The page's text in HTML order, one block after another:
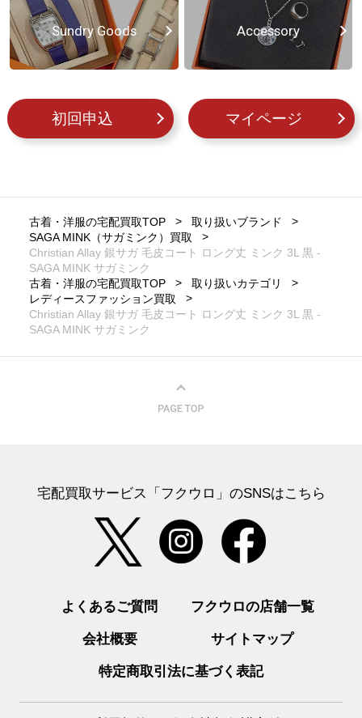
Sundry Goods Accessory
初回申込 マイページ
古着・洋服の宅配買取TOP
取り扱いブランド
SAGA MINK（サガミンク）買取
Christian Allay 銀サガ 毛皮コート ロング丈 ミンク 3L 黒 -
SAGA MINK サガミンク
古着・洋服の宅配買取TOP
取り扱いカテゴリ
レディースファッション買取
Christian Allay 銀サガ 毛皮コート ロング丈 ミンク 3L 黒 -
SAGA MINK サガミンク
宅配買取サービス「フクウロ」のSNSはこちら
よくあるご質問 フクウロの店舗一覧
会社概要 サイトマップ
特定商取引法に基づく表記